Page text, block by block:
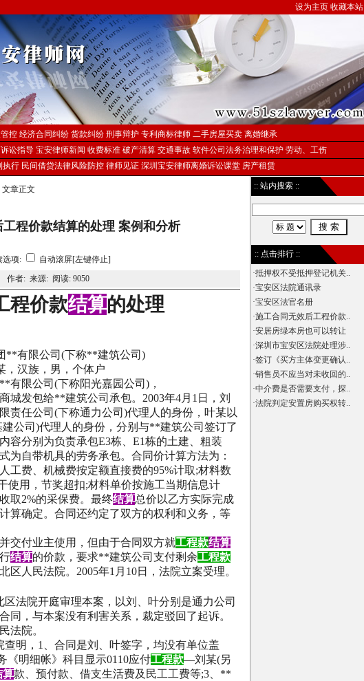
设为主页 收藏本站
控 经济合同纠纷 货款纠纷 刑事辩护 专利商标律师 二手房屋买卖 离婚继承
讼指导 宝安律师新闻 收费标准 破产清算 交通事故 软件公司法务治理和保护 劳动、工伤
执行 民间借贷法律风险防控 律师见证 深圳宝安律师离婚诉讼课堂 房产租赁
文章正文
程价款结算的处理 案例和分析
选项:
自动滚屏[左键停止]
作者: 来源: 阅读: 9050
程价款结算的处理
**有限公司 (下称**建筑公司 )
，汉族，男，个体户
**有限公司 (下称阳光嘉园公司 ) ，
城发包给**建筑公司承包。 2003年4月 1 日，刘
责任公司 (下称通力公司 )代理人的身份，叶某以
公司 )代理人的身份，分别与**建筑公司签订了
容分别为负责承包E3栋、 E1栋的土建、粗装
为自带机具的劳务承包。合同价计算方法为：
工费、机械费按定额直接费的95%计取;材料数
使用，节奖超扣;材料单价按施工当期信息计
取2%的采保费。最终结算总价以乙方实际完成
算确定。合同还约定了双方的权利和义务，等
付业主使用，但由于合同双方就工程款结算
结算的价款，要求**建筑公司支付剩余工程款
区人民法院。 2005年1 月 10日，法院立案受理。
区法院开庭审理本案，以刘、叶分别是通力公司
同，与本案没有利害关系，裁定驳回了起诉。
法院。
明， 1
、合同是刘、叶签字，均没有单位盖
《明细帐》科目显示0110应付工程款—刘某(另
算款、预付款、借支生活费及民工工费等;3
**
:: 站内搜索 ::
:: 点击排行 ::
·抵押权不受抵押登记机关..
·宝安区法院通讯录
·宝安区法官名册
·施工合同无效后工程价款..
·安居房绿本房也可以转让
·深圳市宝安区法院处理涉..
·签订《买方主体变更确认..
·销售员不应当对未收回的..
·中介费是否需要支付，探..
·法院判定安置房购买权转..